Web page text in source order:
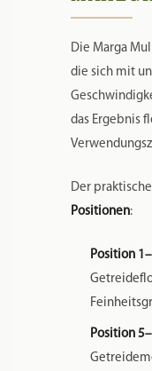
Die Marga
die sich mit
das Ergebnis
Der
Positionen:
Position
Position